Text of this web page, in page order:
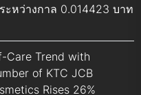
ะหว่างกาล 0.014423 บาท
Care Trend with
of KTC JCB
Rises 26%